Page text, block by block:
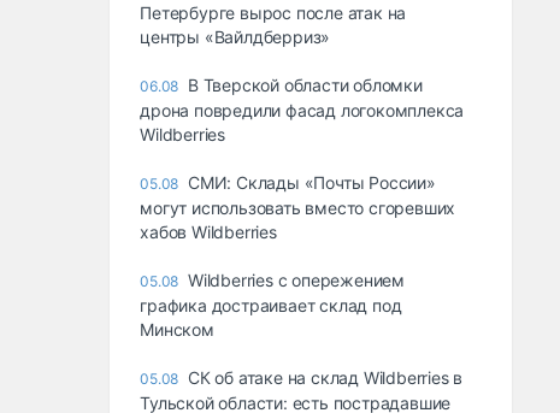
Петербурге вырос после атак на
центры «Вайлдберриз»
06.08 В Тверской области обломки
дрона повредили фасад логокомплекса
Wildberries
05.08 СМИ: Склады «Почты России»
могут использовать вместо сгоревших
хабов Wildberries
05.08 Wildberries с опережением
графика достраивает склад под
Минском
05.08 СК об атаке на склад Wildberries в
Тульской области: есть пострадавшие